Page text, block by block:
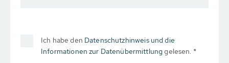
Ich habe den Datenschutzhinweis und die
Informationen zur Datenübermittlunggelesen. *